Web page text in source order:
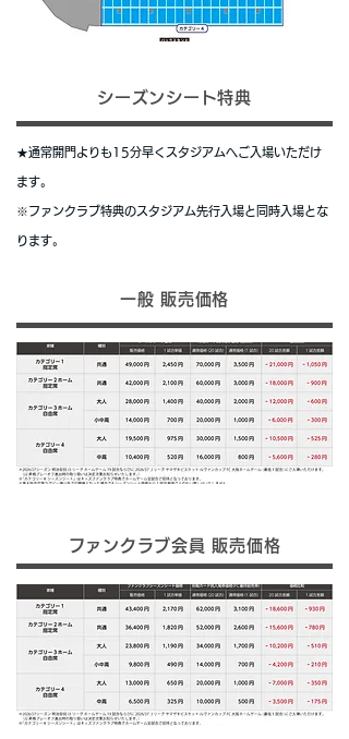
シーズンシート特典
★通常開門よりも15分早くスタジアムへご入場いただけ
ます。
※ファンクラブ特典のスタジアム先行入場と同時入場とな
ります。
一般 販売価格
ファンクラブ会員 販売価格